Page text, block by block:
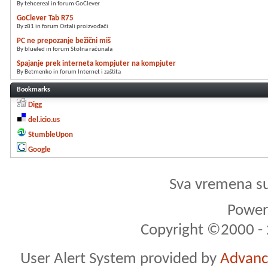
By tehcereal in forum GoClever
GoClever Tab R75
By z81 in forum Ostali proizvođači
PC ne prepozanje bežični miš
By blueled in forum Stolna računala
Spajanje prek interneta kompjuter na kompjuter
By Betmenko in forum Internet i zaštita
Bookmarks
Digg
del.icio.us
StumbleUpon
Google
Sva vremena
Copyright ©2000 -
User Alert System provided by